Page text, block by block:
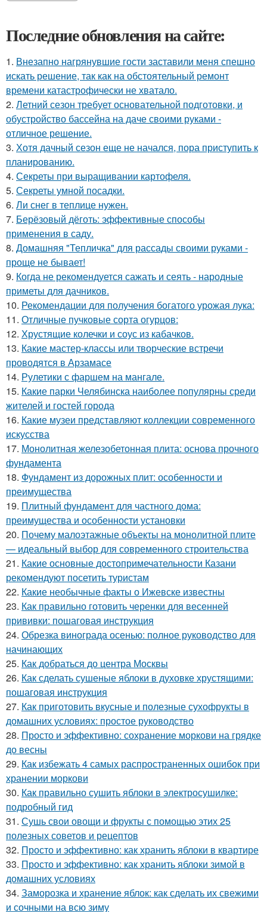
Последние обновления на сайте:
1. Внезапно нагрянувшие гости заставили меня спешно
искать решение, так как на обстоятельный ремонт
времени катастрофически не хватало.
2. Летний сезон требует основательной подготовки, и
обустройство бассейна на даче своими руками -
отличное решение.
3. Хотя дачный сезон еще не начался, пора приступить к
планированию.
4. Секреты при выращивании картофеля.
5. Секреты умной посадки.
6. Ли снег в теплице нужен.
7. Берёзовый дёготь: эффективные способы
применения в саду.
8. Домашняя "Тепличка" для рассады своими руками -
проще не бывает!
9. Когда не рекомендуется сажать и сеять - народные
приметы для дачников.
10. Рекомендации для получения богатого урожая лука:
11. Отличные пучковые сорта огурцов:
12. Хрустящие колечки и соус из кабачков.
13. Какие мастер-классы или творческие встречи
проводятся в Арзамасе
14. Рулетики с фаршем на мангале.
15. Какие парки Челябинска наиболее популярны среди
жителей и гостей города
16. Какие музеи представляют коллекции современного
искусства
17. Монолитная железобетонная плита: основа прочного
фундамента
18. Фундамент из дорожных плит: особенности и
преимущества
19. Плитный фундамент для частного дома:
преимущества и особенности установки
20. Почему малоэтажные объекты на монолитной плите
— идеальный выбор для современного строительства
21. Какие основные достопримечательности Казани
рекомендуют посетить туристам
22. Какие необычные факты о Ижевске известны
23. Как правильно готовить черенки для весенней
прививки: пошаговая инструкция
24. Обрезка винограда осенью: полное руководство для
начинающих
25. Как добраться до центра Москвы
26. Как сделать сушеные яблоки в духовке хрустящими:
пошаговая инструкция
27. Как приготовить вкусные и полезные сухофрукты в
домашних условиях: простое руководство
28. Просто и эффективно: сохранение моркови на грядке
до весны
29. Как избежать 4 самых распространенных ошибок при
хранении моркови
30. Как правильно сушить яблоки в электросушилке:
подробный гид
31. Сушь свои овощи и фрукты с помощью этих 25
полезных советов и рецептов
32. Просто и эффективно: как хранить яблоки в квартире
33. Просто и эффективно: как хранить яблоки зимой в
домашних условиях
34. Заморозка и хранение яблок: как сделать их свежими
и сочными на всю зиму